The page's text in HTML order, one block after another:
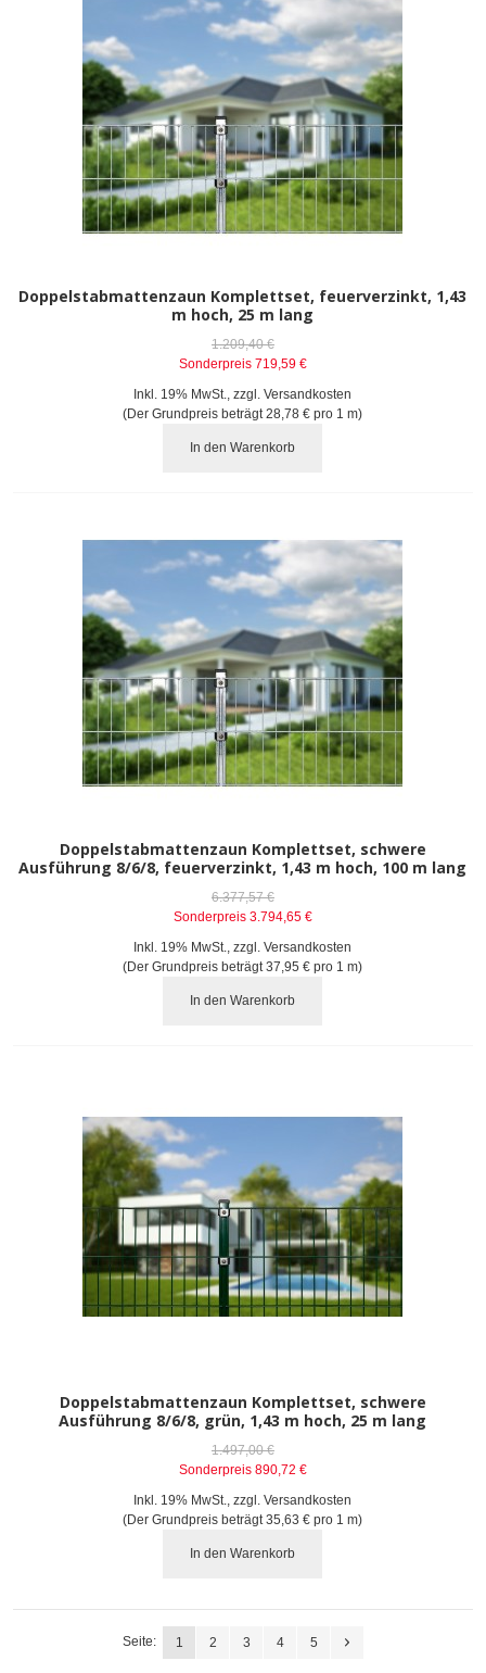
Doppelstabmattenzaun Komplettset, feuerverzinkt, 1,43
m hoch, 25 m lang
1.209,40 €
Sonderpreis 719,59 €
Inkl. 19% MwSt.
,zzgl.Versandkosten
(Der Grundpreis beträgt28,78 € pro 1 m)
In den Warenkorb
Doppelstabmattenzaun Komplettset, schwere
Ausführung 8/6/8, feuerverzinkt, 1,43 m hoch, 100 m lang
6.377,57 €
Sonderpreis 3.794,65 €
Inkl. 19% MwSt.
,zzgl.Versandkosten
(Der Grundpreis beträgt37,95 € pro 1 m)
In den Warenkorb
Doppelstabmattenzaun Komplettset, schwere
Ausführung 8/6/8, grün, 1,43 m hoch, 25 m lang
1.497,00 €
Sonderpreis 890,72 €
Inkl. 19% MwSt.
,zzgl.Versandkosten
(Der Grundpreis beträgt35,63 € pro 1 m)
In den Warenkorb
Seite: 1 2 3 4 5